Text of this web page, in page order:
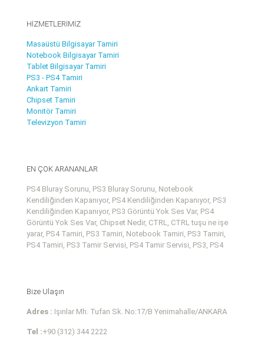
HİZMETLERİMİZ
Masaüstü Bilgisayar Tamiri
Notebook Bilgisayar Tamiri
Tablet Bilgisayar Tamiri
PS3 - PS4 Tamiri
Ankart Tamiri
Chipset Tamiri
Monitör Tamiri
Televizyon Tamiri
EN ÇOK ARANANLAR
PS4 Bluray Sorunu, PS3 Bluray Sorunu, Notebook
Kendiliğinden Kapanıyor, PS4 Kendiliğinden Kapanıyor, PS3
Kendiliğinden Kapanıyor, PS3 Görüntü Yok Ses Var, PS4
Görüntü Yok Ses Var, Chipset Nedir, CTRL, CTRL tuşu ne işe
yarar, PS4 Tamiri, PS3 Tamiri, Notebook Tamiri, PS3 Tamiri,
PS4 Tamiri, PS3 Tamir Servisi, PS4 Tamir Servisi, PS3, PS4
Bize Ulaşın
Adres : Işınlar Mh. Tufan Sk. No:17/B Yenimahalle/ANKARA
Tel :+90 (312) 344 2222